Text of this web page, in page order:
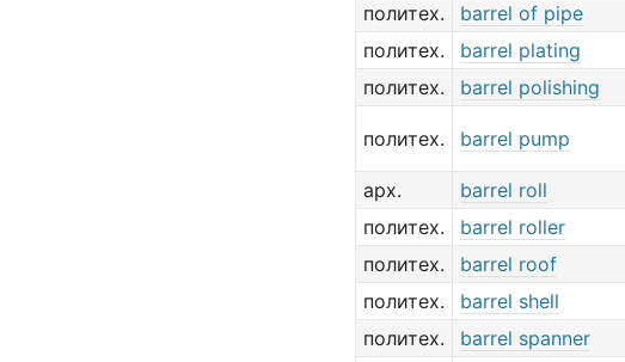
политех.
barrel of pipe
политех.
barrel plating
политех.
barrel polishing
политех. barrel pump
арх.
barrel roll
политех.
barrel roller
политех.
barrel roof
политех.
barrel shell
политех.
barrel spanner